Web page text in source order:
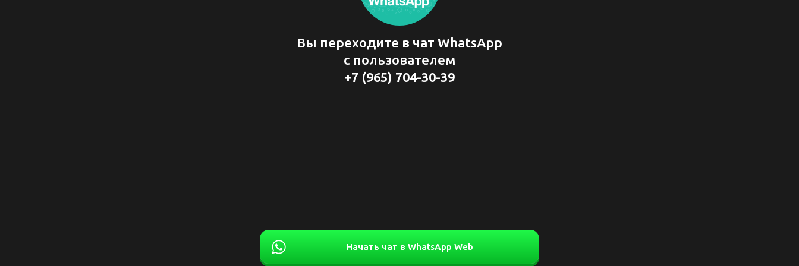
Вы переходите в чат WhatsApp
с пользователем
+7 (965) 704-30-39
Начать чат в WhatsApp Web